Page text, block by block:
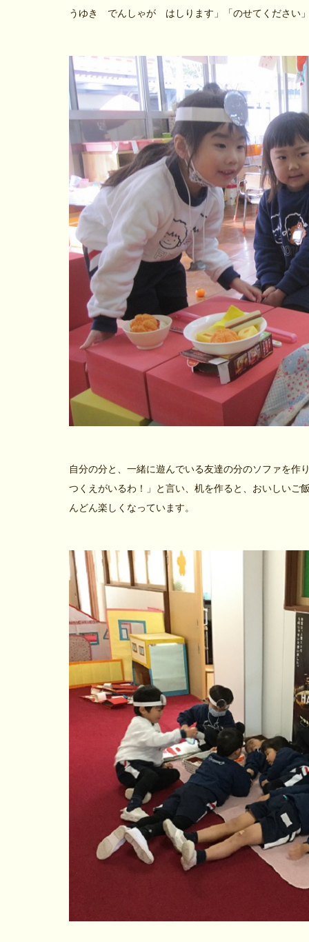
うゆき でんしゃが はしります」「のせてください
自分の分と、一緒に遊んでいる友達の分のソファを作
つくえがいるわ！」と言い、机を作ると、おいしいご
んどん楽しくなっています。